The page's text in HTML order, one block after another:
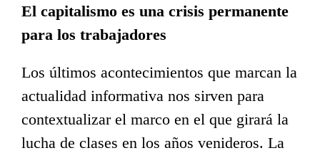
El capitalismo es una crisis permanente
para los trabajadores
Los últimos acontecimientos que marcan la
actualidad informativa nos sirven para
contextualizar el marco en el que girará la
lucha de clases en los años venideros. La